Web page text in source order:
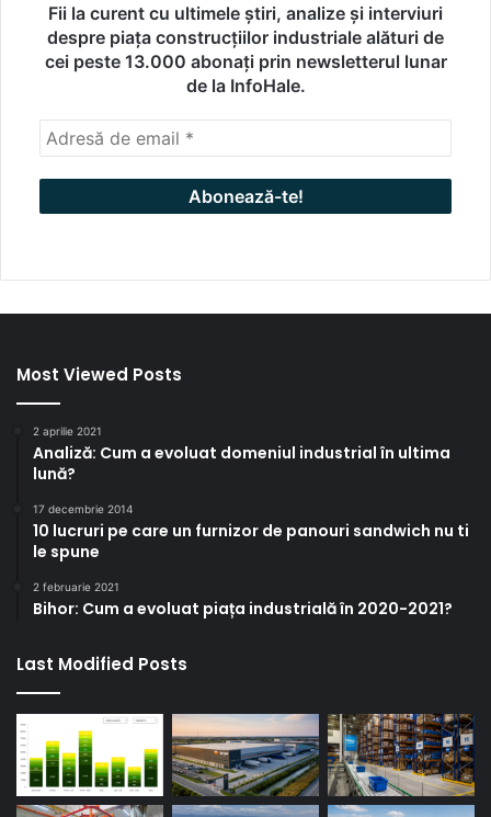
Fii la curent cu ultimele știri, analize și interviuri
despre piața construcțiilor industriale alături de
cei peste 13.000 abonați prin newsletterul lunar
de la InfoHale.
Most Viewed Posts
2 aprilie 2021
Analiză: Cum a evoluat domeniul industrial în ultima
lună?
17 decembrie 2014
10 lucruri pe care un furnizor de panouri sandwich nu ti
le spune
2 februarie 2021
Bihor: Cum a evoluat piața industrială în 2020-2021?
Last Modified Posts